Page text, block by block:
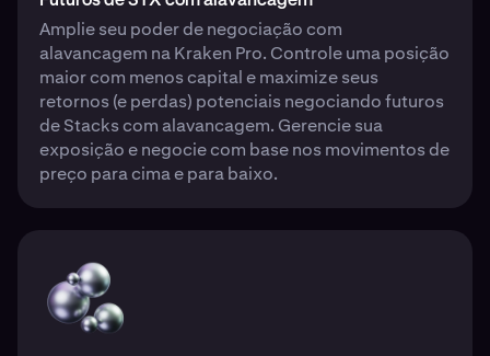
Amplie seu poder de negociação com
alavancagem na Kraken Pro. Controle uma posição
maior com menos capital e maximize seus
retornos (e perdas) potenciais negociando futuros
de Stacks com alavancagem. Gerencie sua
exposição e negocie com base nos movimentos de
preço para cima e para baixo.